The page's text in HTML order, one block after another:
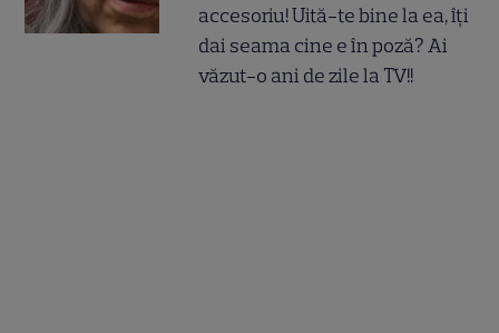
accesoriu! Uită-te bine la ea, îți
dai seama cine e în poză? Ai
văzut-o ani de zile la TV!!